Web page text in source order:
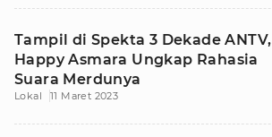
Tampil di Spekta 3 Dekade ANTV,
Happy Asmara Ungkap Rahasia
Suara Merdunya
Lokal 11 Maret 2023